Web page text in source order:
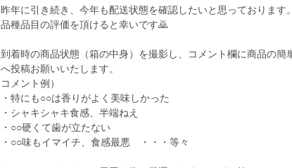
昨年に引き続き、今年も配送状態を確認したいと思っております。
品種品目の評価を頂けると幸いです🙇
到着時の商品状態（箱の中身）を撮影し、コメント欄に商品の簡
へ投稿お願いいたします。
コメント例）
・特にも○○は香りがよく美味しかった
・シャキシャキ食感、半端ねえ
・○○硬くて歯が立たない
・○○味もイマイチ、食感最悪 ・・・等々